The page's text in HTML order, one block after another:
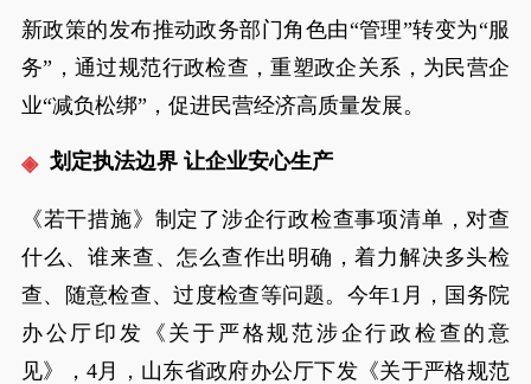
新政策的发布推动政务部门角色由“管理”转变为“服
务”，通过规范行政检查，重塑政企关系，为民营企
业“减负松绑”，促进民营经济高质量发展。
划定执法边界 让企业安心生产
《若干措施》制定了涉企行政检查事项清单，对查
什么、谁来查、怎么查作出明确，着力解决多头检
查、随意检查、过度检查等问题。今年1月，国务院
办公厅印发《关于严格规范涉企行政检查的意
见》，4月，山东省政府办公厅下发《关于严格规范